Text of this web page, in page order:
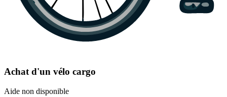
Achat d'un vélo cargo
Aide non disponible